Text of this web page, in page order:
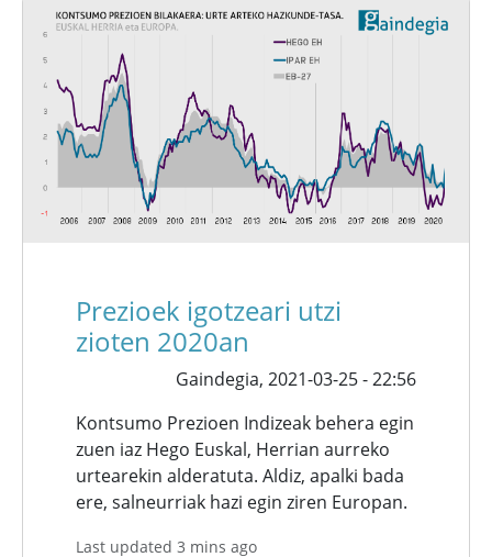
Prezioek igotzeari utzi
zioten 2020an
Gaindegia, 2021-03-25 - 22:56
Kontsumo Prezioen Indizeak behera egin
zuen iaz Hego Euskal, Herrian aurreko
urtearekin alderatuta. Aldiz, apalki bada
ere, salneurriak hazi egin ziren Europan.
Last updated 3 mins ago